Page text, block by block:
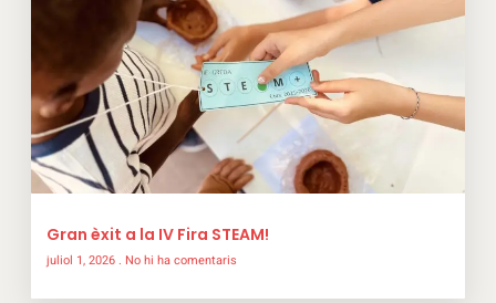
Gran èxit a la IV Fira STEAM!
juliol 1, 2026 No hi ha comentaris